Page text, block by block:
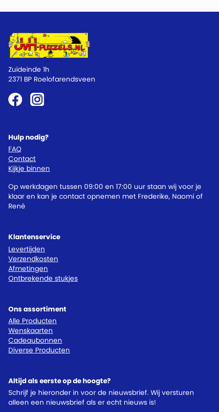
Klantenservice
Levertijden
Verzendkosten
Afmetingen
Ontbrekende stukjes
Ons assortiment
Alle Producten
Wenskaarten
Cadeaubonnen
Diverse Producten
Hulp nodig?
FAQ
Contact
Kijkje binnen
Op werkdagen tussen 09:00 en 17:00 uur staan wij voor je
klaar en kan je contact opnemen met Frederike, Naomi of
René
Zuideinde 1h
2371 BP Roelofarendsveen
Altijd als eerste op de hoogte?
Schrijf je hieronder in voor de nieuwsbrief. Wij versturen
alleen een nieuwsbrief als er echt nieuws is!